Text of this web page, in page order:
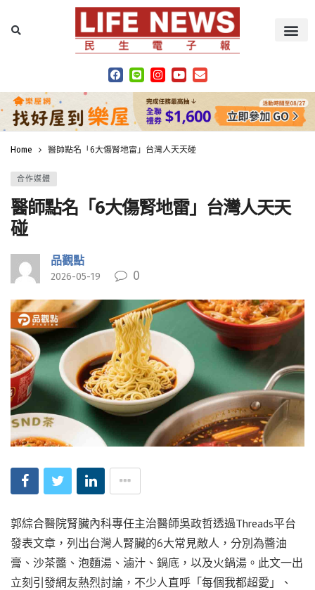
Home 醫師點名「6大傷腎地雷」台灣人天天碰
合作媒體
醫師點名「6大傷腎地雷」台灣人天天
碰
品觀點
2026-05-19 0
郭綜合醫院腎臟內科專任主治醫師吳政哲透過Threads平台
發表文章，列出台灣人腎臟的6大常見敵人，分別為醬油
膏、沙茶醬、泡麵湯、滷汁、鍋底，以及火鍋湯。此文一出
立刻引發網友熱烈討論，不少人直呼「每個我都超愛」、